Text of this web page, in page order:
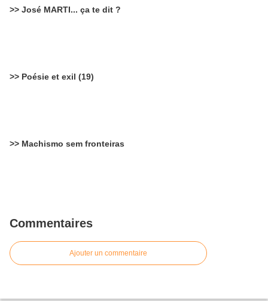
>> José MARTI... ça te dit ?
>> Poésie et exil (19)
>> Machismo sem fronteiras
Commentaires
Ajouter un commentaire